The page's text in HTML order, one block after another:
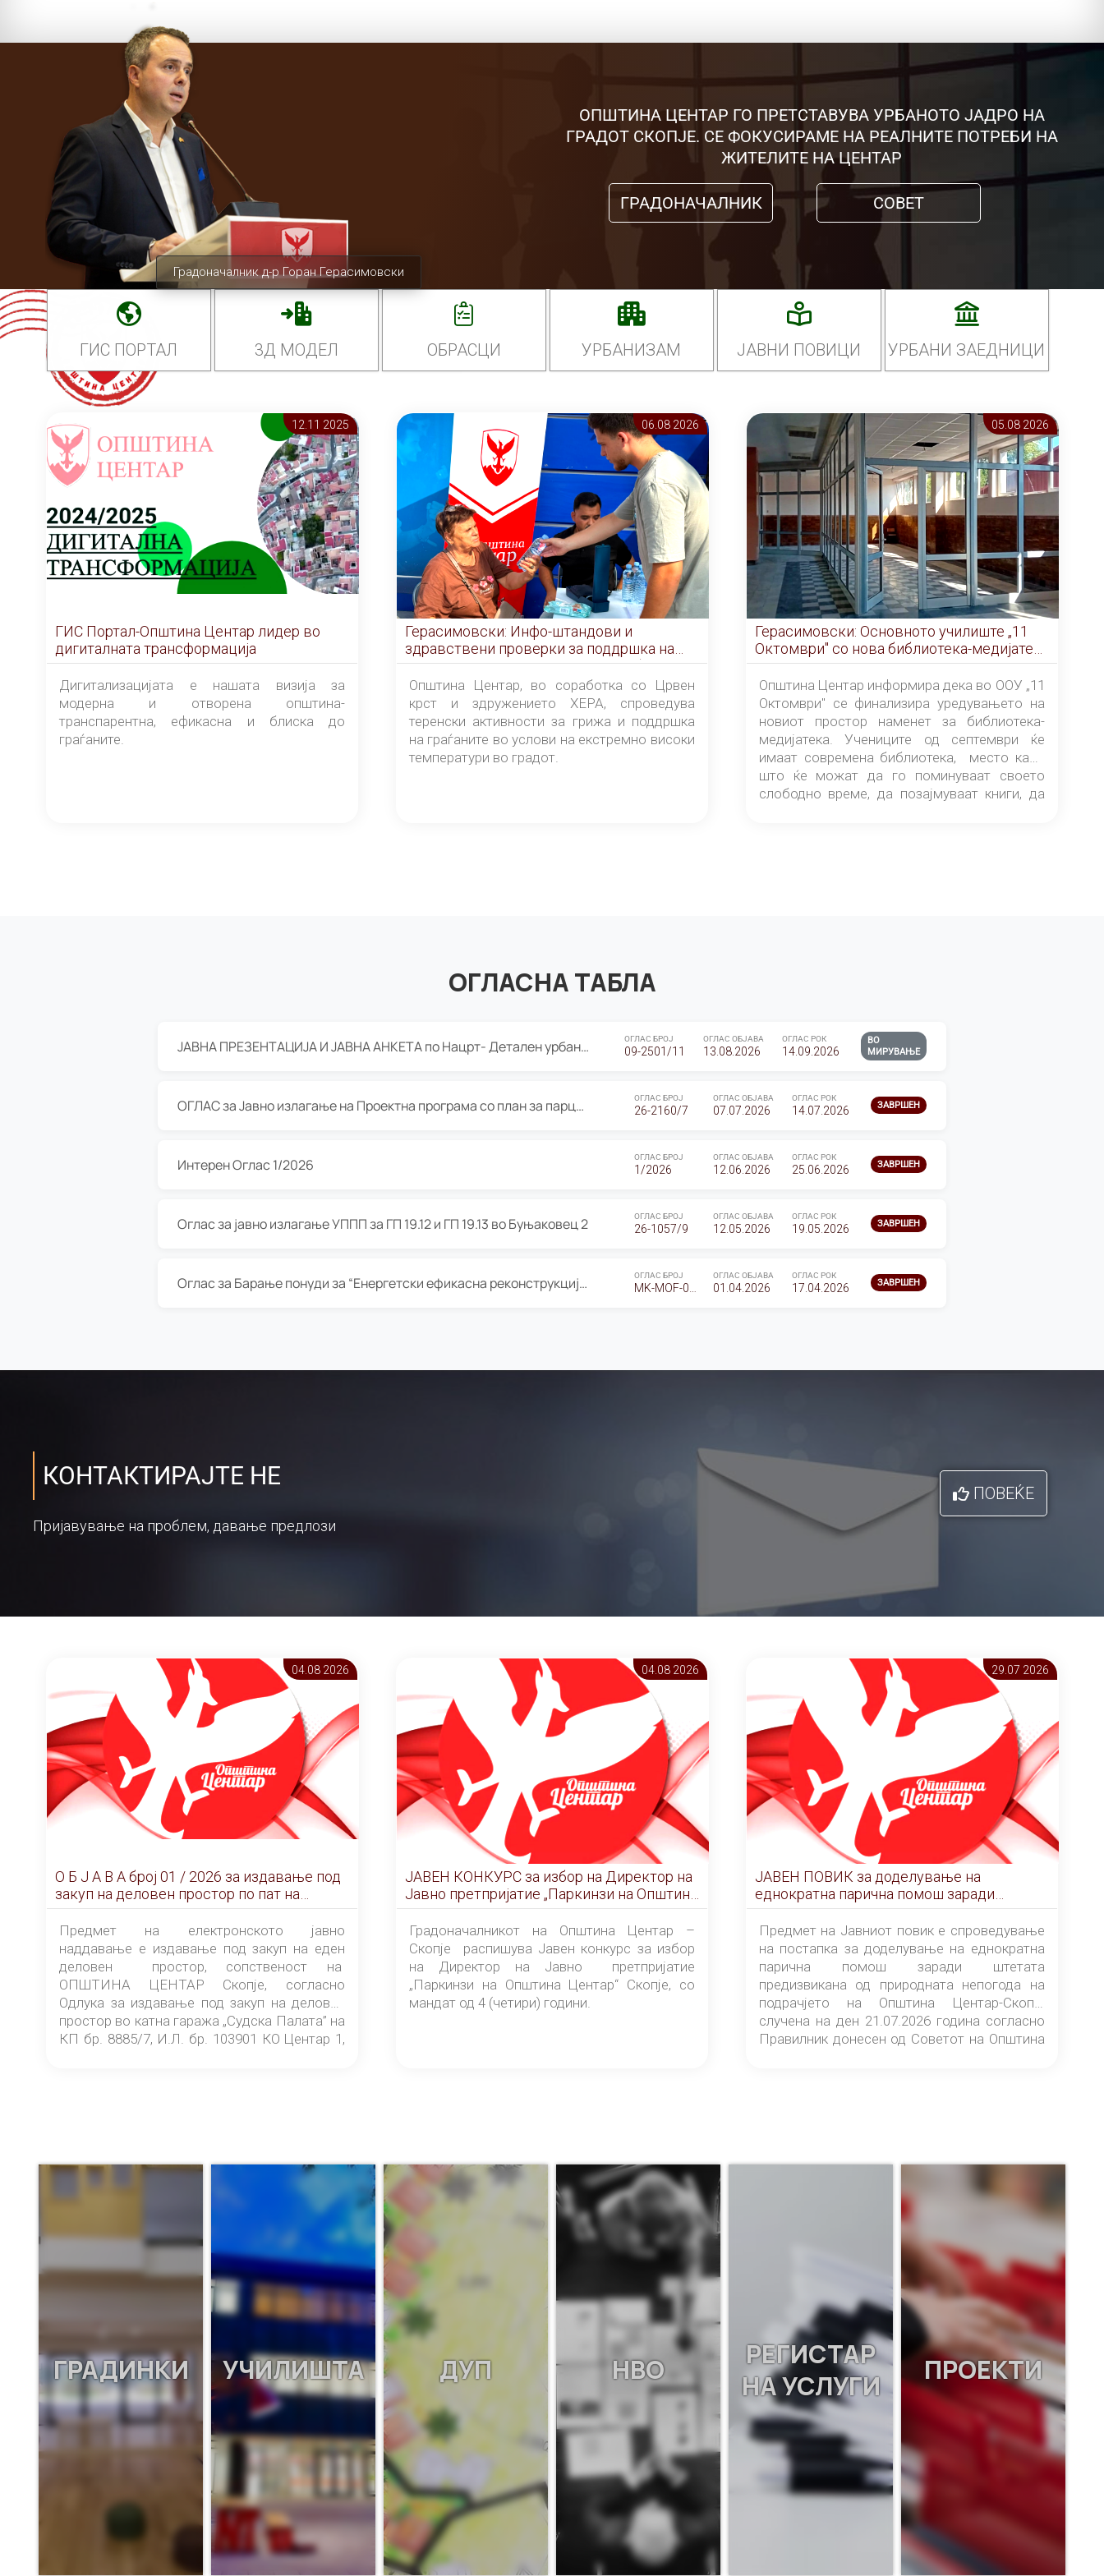
Градоначалник д-р Горан Герасимовски
ОПШТИНА ЦЕНТАР ГО ПРЕТСТАВУВА УРБАНОТО ЈАДРО НА
ГРАДОТ СКОПЈЕ. СЕ ФОКУСИРАМЕ НА РЕАЛНИТЕ ПОТРЕБИ НА
ЖИТЕЛИТЕ НА ЦЕНТАР
ГРАДОНАЧАЛНИК СОВЕТ
ГИС ПОРТАЛ 3Д МОДЕЛ ОБРАСЦИ УРБАНИЗАМ ЈАВНИ ПОВИЦИ УРБАНИ ЗАЕДНИЦИ
12.11 2025
ГИС Портал-Општина Центар лидер во
дигиталната трансформација
Дигитализацијата е нашата визија за
модерна и отворена општина-
транспарентна, ефикасна и блиска до
граѓаните.
06.08 2026
Герасимовски: Инфо-штандови и
здравствени проверки за поддршка на
граѓаните во услови на топлотен бран
Општина Центар, во соработка со Црвен
крст и здружението ХЕРА, спроведува
теренски активности за грижа и поддршка
на граѓаните во услови на екстремно високи
температури во градот.
05.08 2026
Герасимовски: Основното училиште „11
Октомври" со нова библиотека-медијатека
од септември
Општина Центар информира дека во ООУ „11
Октомври" се финализира уредувањето на
новиот простор наменет за библиотека-
медијатека. Учениците од септември ќе
имаат современа библиотека, место каде
што ќе можат да го поминуваат своето
слободно време, да позајмуваат книги, да
ОГЛАСНА ТАБЛА
ЈАВНА ПРЕЗЕНТАЦИЈА И ЈАВНА АНКЕТА по Нацрт- Детален урбанистички план Градска четврт Ј 05- Барутана, Општина Центар- Скопје, плански период 2025-2030 ОГЛАС БРОЈ
09-2501/11
ОГЛАС ОБЈАВА
13.08.2026
ОГЛАС РОК
14.09.2026
ВО
МИРУВАЊЕ
ОГЛАС за Јавно излагање на Проектна програма со план за парцелација за Урбанистички проект со план за парцелација за спојување на ГП 20.12 и ГП 20.37 од Изменување и дополнување на Детален урбанистички план Буњаковец 2, Општина Центар – Скопје ОГЛАС БРОЈ
26-2160/7
ОГЛАС ОБЈАВА
07.07.2026
ОГЛАС РОК
14.07.2026 ЗАВРШЕН
Интерен Оглас 1/2026 ОГЛАС БРОЈ
1/2026
ОГЛАС ОБЈАВА
12.06.2026
ОГЛАС РОК
25.06.2026 ЗАВРШЕН
Оглас за јавно излагање УППП за ГП 19.12 и ГП 19.13 во Буњаковец 2 ОГЛАС БРОЈ
26-1057/9
ОГЛАС ОБЈАВА
12.05.2026
ОГЛАС РОК
19.05.2026 ЗАВРШЕН
Оглас за Барање понуди за “Енергетски ефикасна реконструкција на објектот ООУ „Св. Кирил и Методиј" ОГЛАС БРОЈ ОГЛАС ОБЈАВА
01.04.2026
ОГЛАС РОК
17.04.2026 ЗАВРШЕН
КОНТАКТИРАЈТЕ НЕ
Пријавување на проблем, давање предлози
ПОВЕЌЕ
04.08 2026
О Б Ј А В А брoj 01 / 2026 за издавање под
закуп на деловен простор по пат на
ЕЛЕКТРОНСКО ЈАВНО НАДДАВАЊЕ
Предмет на електронското јавно
наддавање е издавање под закуп на еден
деловен простор, сопственост на
ОПШТИНА ЦЕНТАР Скопје, согласно
Одлука за издавање под закуп на деловен
простор во катна гаража „Судска Палата” на
КП бр. 8885/7, И.Л. бр. 103901 КО Центар 1,
понудувач.
04.08 2026
ЈАВЕН КОНКУРС за избор на Директор на
Јавно претпријатие „Паркинзи на Општина
Центар“ – Скопје
Градоначалникот на Општина Центар –
Скопје распишува Јавен конкурс за избор
на Директор на Јавно претпријатие
„Паркинзи на Општина Центар“ Скопје, со
мандат од 4 (четири) години.
29.07 2026
ЈАВЕН ПОВИК за доделување на
еднократна парична помош заради
штетата предизвикана од природната
непогода на подрачјето на Општина
Центар-Скопје случена на ден 21.07.2026
година
Предмет на Јавниот повик е спроведување
на постапка за доделување на еднократна
парична помош заради штетата
предизвикана од природната непогода на
подрачјето на Општина Центар-Скопје
случена на ден 21.07.2026 година согласно
Правилник донесен од Советот на Општина
ГРАДИНКИ УЧИЛИШТА ДУП НВО
РЕГИСТАР
НА УСЛУГИ
ПРОЕКТИ